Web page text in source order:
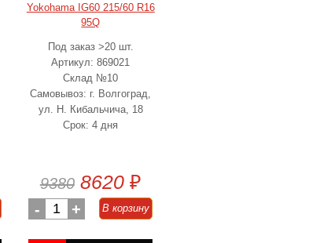
Yokohama IG60 215/60 R16
95Q
Под заказ >20 шт.
Артикул: 869021
Склад №10
Самовывоз: г. Волгоград,
ул. Н. Кибальчича, 18
Срок: 4 дня
9380 8620 ₽
- 1 + В корзину